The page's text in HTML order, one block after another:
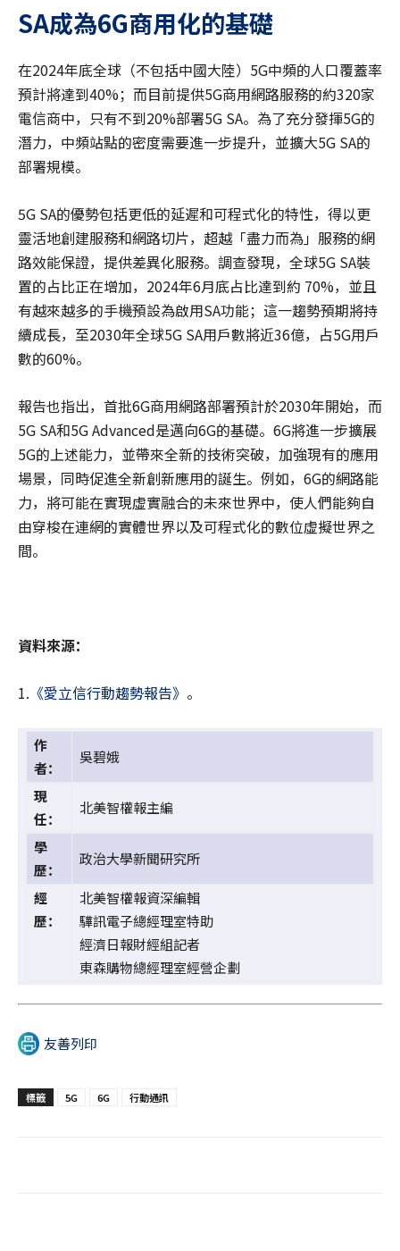
SA成為6G商用化的基礎
在2024年底全球（不包括中國大陸）5G中頻的人口覆蓋率
預計將達到40%；而目前提供5G商用網路服務的約320家
電信商中，只有不到20%部署5G SA。為了充分發揮5G的
潛力，中頻站點的密度需要進一步提升，並擴大5G SA的
部署規模。
5G SA的優勢包括更低的延遲和可程式化的特性，得以更
靈活地創建服務和網路切片，超越「盡力而為」服務的網
路效能保證，提供差異化服務。調查發現，全球5G SA裝
置的占比正在增加，2024年6月底占比達到約 70%，並且
有越來越多的手機預設為啟用SA功能；這一趨勢預期將持
續成長，至2030年全球5G SA用戶數將近36億，占5G用戶
數的60%。
報告也指出，首批6G商用網路部署預計於2030年開始，而
5G SA和5G Advanced是邁向6G的基礎。6G將進一步擴展
5G的上述能力，並帶來全新的技術突破，加強現有的應用
場景，同時促進全新創新應用的誕生。例如，6G的網路能
力，將可能在實現虛實融合的未來世界中，使人們能夠自
由穿梭在連網的實體世界以及可程式化的數位虛擬世界之
間。
資料來源：
1. 《愛立信行動趨勢報告》 。
作
者：
吳碧娥
現
任：
北美智權報主編
學
歷：
政治大學新聞研究所
經
歷：
北美智權報資深編輯
驊訊電子總經理室特助
經濟日報財經組記者
東森購物總經理室經營企劃
友善列印
標籤 5G 6G 行動通訊